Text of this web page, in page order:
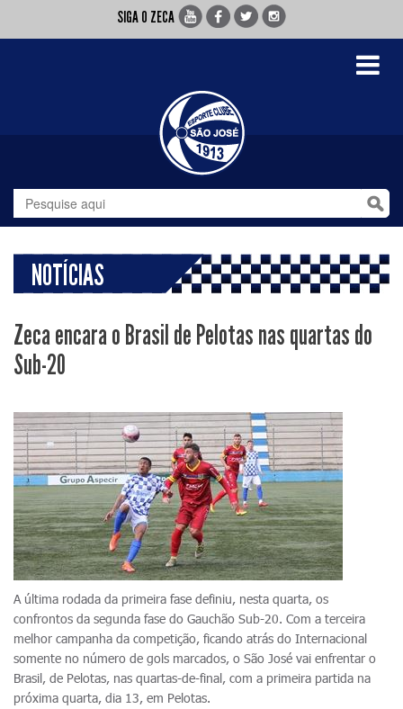
SIGA O ZECA
Toggle
NOTÍCIAS
Zeca encara o Brasil de Pelotas nas quartas do
Sub-20
A última rodada da primeira fase definiu, nesta quarta, os
confrontos da segunda fase do Gauchão Sub-20. Com a terceira
melhor campanha da competição, ficando atrás do Internacional
somente no número de gols marcados, o São José vai enfrentar o
Brasil, de Pelotas, nas quartas-de-final, com a primeira partida na
próxima quarta, dia 13, em Pelotas.